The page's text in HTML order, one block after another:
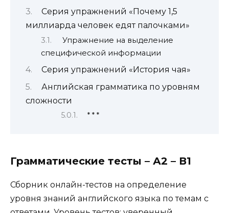
Серия упражнений «Почему 1,5
миллиарда человек едят палочками»
Упражнение на выделение
специфической информации
Серия упражнений «История чая»
Английская грамматика по уровням
сложности
* * *
Грамматические тесты – А2 – В1
Сборник онлайн-тестов на определение
уровня знаний английского языка по темам с